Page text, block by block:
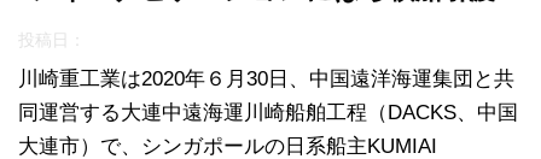
投稿日：
川崎重工業は2020年６月30日、中国遠洋海運集団と共
同運営する大連中遠海運川崎船舶工程（DACKS、中国
大連市）で、シンガポールの日系船主KUMIAI